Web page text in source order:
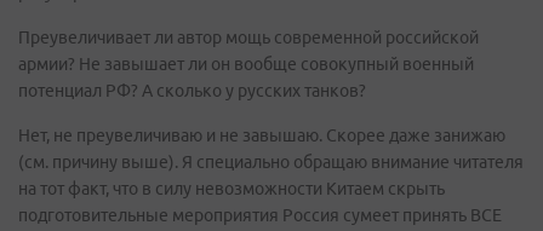
Преувеличивает ли автор мощь современной российской
армии? Не завышает ли он вообще совокупный военный
потенциал РФ? А сколько у русских танков?
Нет, не преувеличиваю и не завышаю. Скорее даже занижаю
(см. причину выше). Я специально обращаю внимание читателя
на тот факт, что в силу невозможности Китаем скрыть
подготовительные мероприятия Россия сумеет принять ВСЕ